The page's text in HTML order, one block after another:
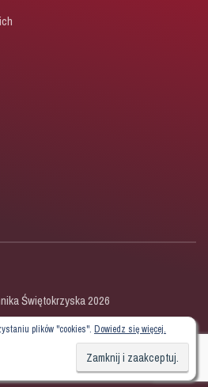
Świętokrzyska 2026
plików "cookies". Dowiedz się więcej.